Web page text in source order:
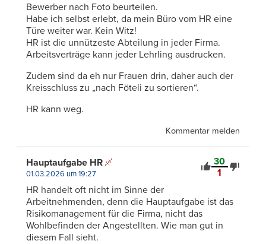
Bewerber nach Foto beurteilen.
Habe ich selbst erlebt, da mein Büro vom HR eine
Türe weiter war. Kein Witz!
HR ist die unnützeste Abteilung in jeder Firma.
Arbeitsverträge kann jeder Lehrling ausdrucken.
Zudem sind da eh nur Frauen drin, daher auch der
Kreisschluss zu „nach Föteli zu sortieren“.
HR kann weg.
Kommentar melden
30
1
Hauptaufgabe HR
01.03.2026 um 19:27
HR handelt oft nicht im Sinne der
Arbeitnehmenden, denn die Hauptaufgabe ist das
Risikomanagement für die Firma, nicht das
Wohlbefinden der Angestellten. Wie man gut in
diesem Fall sieht.